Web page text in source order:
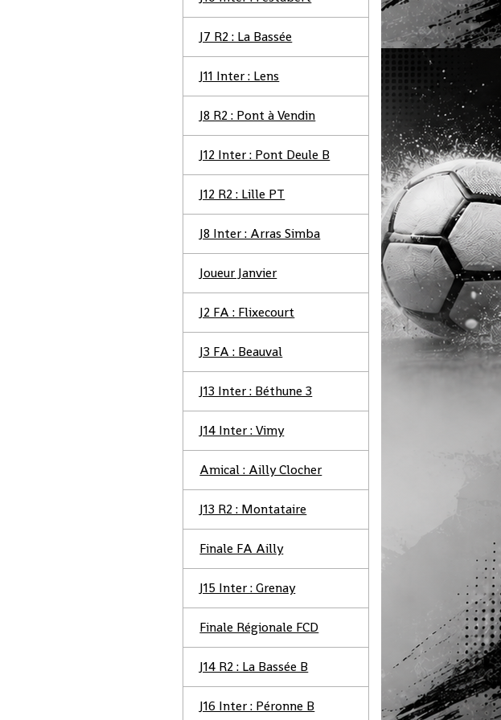
J7 R2 : La Bassée
J11 Inter : Lens
J8 R2 : Pont à Vendin
J12 Inter : Pont Deule B
J12 R2 : Lille PT
J8 Inter : Arras Simba
Joueur Janvier
J2 FA : Flixecourt
J3 FA : Beauval
J13 Inter : Béthune 3
J14 Inter : Vimy
Amical : Ailly Clocher
J13 R2 : Montataire
Finale FA Ailly
J15 Inter : Grenay
Finale Régionale FCD
J14 R2 : La Bassée B
J16 Inter : Péronne B